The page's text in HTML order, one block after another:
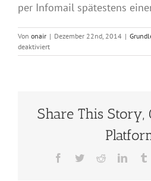
per Infomail spätestens
Von onair | Dezember 22nd, 2014 |
deaktiviertfür
Wie
Kurs
stattfindet?
Share This Story,
Facebook
TwitterReddit